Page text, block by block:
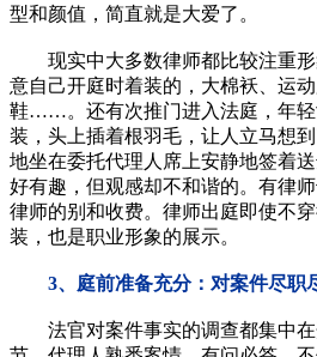
型和颜值，简直就是大爱了。
现实中大多数律师都比较注重形
意自己开庭时着装的，大棉袄、运
鞋……。还有次推门进入法庭，年轻
装，头上插着根羽毛，让人立马想
地坐在委托代理人席上安静地签着
好有趣，但观感却不和谐的。有律
律师的别和收费。律师出庭即使不
装，也是职业形象的展示。
3、庭前准备充分：对案件尽职
法官对案件事实的调查都集中在